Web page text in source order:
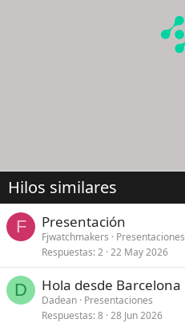
Hilos similares
F Presentación
Fjwatchmakers
Presentaciones
Respuestas 2 22 May 2026
D Hola desde Barcelona
Dadean Presentaciones
Respuestas 8 28 Jun 2026